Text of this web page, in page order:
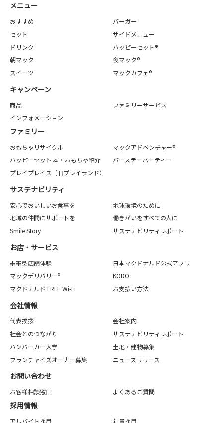
メニュー
おすすめ
バーガー
セット
サイドメニュー
ドリンク
ハッピーセット®
朝マック
夜マック®
スイーツ
マックカフェ®
キャンペーン
商品
ファミリーサービス
インフォメーション
ファミリー
おもちゃリサイクル
マックアドベンチャー®
ハッピーセット 本・おもちゃ紹介
バースデーパーティー
プレイプレイス（旧プレイランド）
サステナビリティ
安心でおいしいお食事を
地球環境のために
地域の仲間にサポートを
働きがいをすべての人に
Smile Story
サステナビリティレポート
お店・サービス
未来型店舗体験
日本マクドナルド公式アプリ
マックデリバリー®
KODO
マクドナルド FREE Wi-Fi
お支払い方法
会社情報
代表挨拶
会社案内
社会とのつながり
サステナビリティレポート
ハンバーガー大学
土地・建物募集
フランチャイズオーナー募集
ニュースリリース
お問い合わせ
お客様相談窓口 よくあるご質問
採用情報
アルバイト採用 社員採用